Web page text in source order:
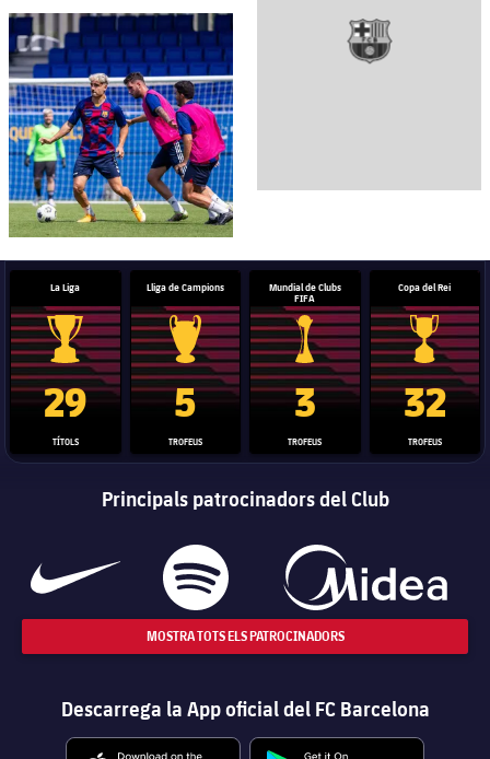
FC Barcelona club badge
La Liga
Trofeu de la Liga
29
TÍTOLS
Lliga de Campions
Trofeu de la Lliga de Campions
5
TROFEUS
Mundial de Clubs
FIFA
Trofeu del Mundial de Clubs
3
TROFEUS
Copa del Rei
Copa del
32
TROFEUS
Principals patrocinadors del Club
MOSTRA TOTS ELS PATROCINADORS
Descarrega la App oficial del FC Barcelona